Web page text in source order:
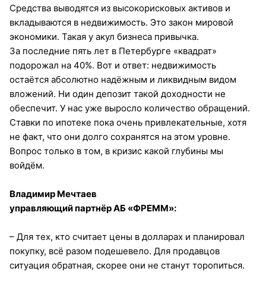
Средства выводятся из высокорисковых активов и
вкладываются в недвижимость. Это закон мировой
экономики. Такая у акул бизнеса привычка.
За последние пять лет в Петербурге «квадрат»
подорожал на 40%. Вот и ответ: недвижимость
остаётся абсолютно надёжным и ликвидным видом
вложений. Ни один депозит такой доходности не
обеспечит. У нас уже выросло количество обращений.
Ставки по ипотеке пока очень привлекательные, хотя
не факт, что они долго сохранятся на этом уровне.
Вопрос только в том, в кризис какой глубины мы
войдём.
Владимир Мечтаев
управляющий партнёр АБ «ФРЕММ»:
– Для тех, кто считает цены в долларах и планировал
покупку, всё разом подешевело. Для продавцов
ситуация обратная, скорее они не станут торопиться.